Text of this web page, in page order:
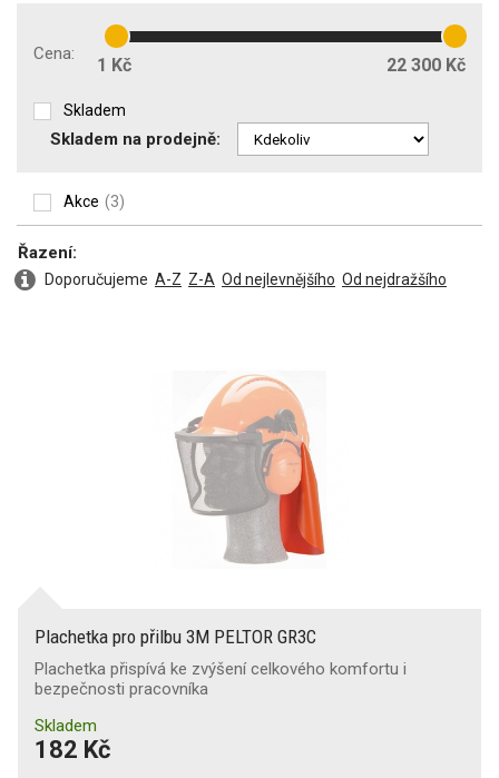
Chrániče sluchu
Ochrana dýchacích cest
Ochrana proti pádu
Ochranné pomůcky COVID-19
Cena:
1 Kč 22 300 Kč
Skladem
Skladem na prodejně:
Řazení:
Doporučujeme A-Z Z-A Od nejlevnějšího Od nejdražšího
Akce (3)
Plachetka pro přilbu 3M PELTOR GR3C
Plachetka přispívá ke zvýšení celkového komfortu i
bezpečnosti pracovníka
Skladem
182 Kč